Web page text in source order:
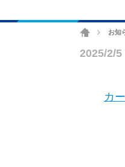
ホームお知
2025/2/5
カ